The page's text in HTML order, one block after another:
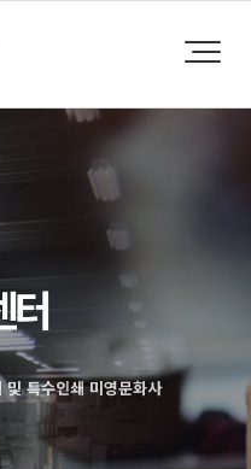
터
및 특수인쇄 미영문화사